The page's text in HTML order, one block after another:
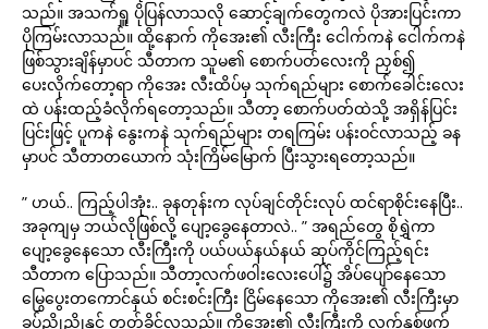
သည်။ အသက်ရှူ ပိုပြန်လာသလို ဆောင့်ချက်တွေကလဲ ပိုအားပြင်းကာ
ပိုကြမ်းလာသည်။ ထို့နောက် ကိုအေး၏ လီးကြီး ငေါက်ကနဲ ငေါက်ကနဲ
ဖြစ်သွားချိန်မှာပင် သီတာက သူမ၏ စောက်ပတ်လေးကို ညှစ်၍
ပေးလိုက်တော့ရာ ကိုအေး လီးထိပ်မှ သုက်ရည်များ စောက်ခေါင်းလေး
ထဲ ပန်းထည့်ခံလိုက်ရတော့သည်။ သီတာ့ စောက်ပတ်ထဲသို့ အရှိန်ပြင်း
ပြင်းဖြင့် ပူကနဲ နွေးကနဲ သုက်ရည်များ တရကြမ်း ပန်းဝင်လာသည့် ခန
မှာပင် သီတာတယောက် သုံးကြိမ်မြောက် ပြီးသွားရတော့သည်။
” ဟယ်.. ကြည့်ပါအုံး.. ခုနတုန်းက လုပ်ချင်တိုင်းလုပ် ထင်ရာစိုင်းနေပြီး..
အခုကျမှ ဘယ်လိုဖြစ်လို့ ပျော့ခွေနေတာလဲ.. ” အရည်တွေ စိုရွှဲကာ
ပျော့ခွေနေသော လီးကြီးကို ပယ်ပယ်နယ်နယ် ဆုပ်ကိုင်ကြည့်ရင်း
သီတာက ပြောသည်။ သီတာ့လက်ဖဝါးလေးပေါ်၌ အိပ်ပျော်နေသော
မြွေပွေးတကောင်နှယ် စင်းစင်းကြီး ငြိမ်နေသော ကိုအေး၏ လီးကြီးမှာ
ခပ်ညိုညိုနှင့် တုတ်ခိုင်လှသည်။ ကိုအေး၏ လီးကြီးကို လက်နှစ်ဖက်